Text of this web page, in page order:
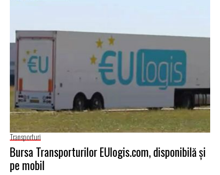
Transporturi
Bursa Transporturilor EUlogis.com, disponibilă și
pe mobil